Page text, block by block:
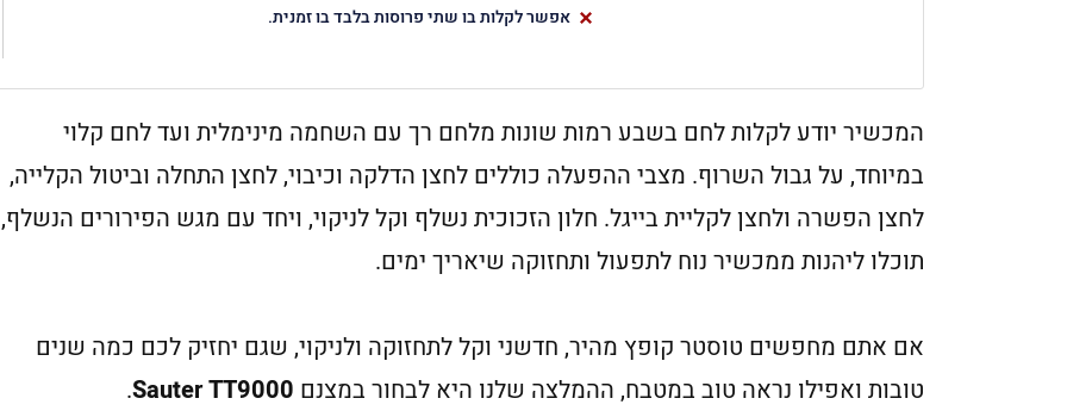
אפשר לקלות בו שתי פרוסות בלבד בו זמנית.
המכשיר יודע לקלות לחם בשבע רמות שונות מלחם רך עם השחמה מינימלית ועד לחם קלוי
במיוחד, על גבול השרוף. מצבי ההפעלה כוללים לחצן הדלקה וכיבוי, לחצן התחלה וביטול הקלייה,
לחצן הפשרה ולחצן לקליית בייגל. חלון הזכוכית נשלף וקל לניקוי, ויחד עם מגש הפירורים הנשלף,
תוכלו ליהנות ממכשיר נוח לתפעול ותחזוקה שיאריך ימים.
אם אתם מחפשים טוסטר קופץ מהיר, חדשני וקל לתחזוקה ולניקוי, שגם יחזיק לכם כמה שנים
טובות ואפילו נראה טוב במטבח, ההמלצה שלנו היא לבחור במצנם Sauter TT9000
.